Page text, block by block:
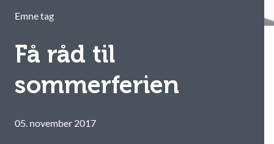
Emne tag
Få råd til
sommerferien
05. november 2017